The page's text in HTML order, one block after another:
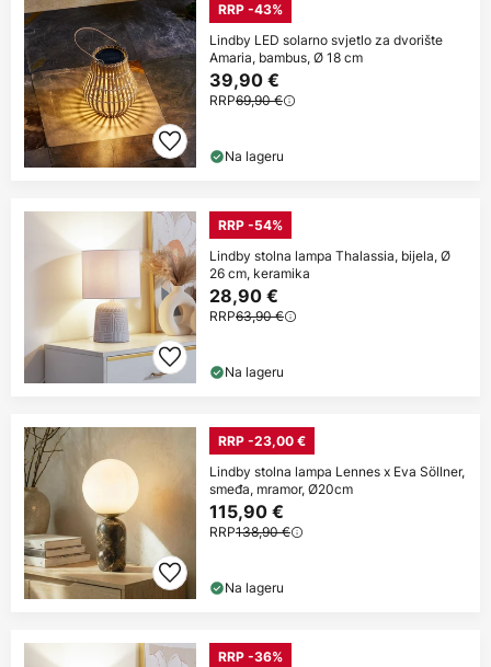
RRP -43%
Lindby LED solarno svjetlo za dvorište
Amaria, bambus, Ø 18 cm
39,90 €
RRP69,90 €
Na lageru
RRP -54%
Lindby stolna lampa Thalassia, bijela, Ø
26 cm, keramika
28,90 €
RRP63,90 €
Na lageru
RRP -23,00 €
Lindby stolna lampa Lennes x Eva Söllner,
smeđa, mramor, Ø20cm
115,90 €
RRP138,90 €
Na lageru
RRP -36%